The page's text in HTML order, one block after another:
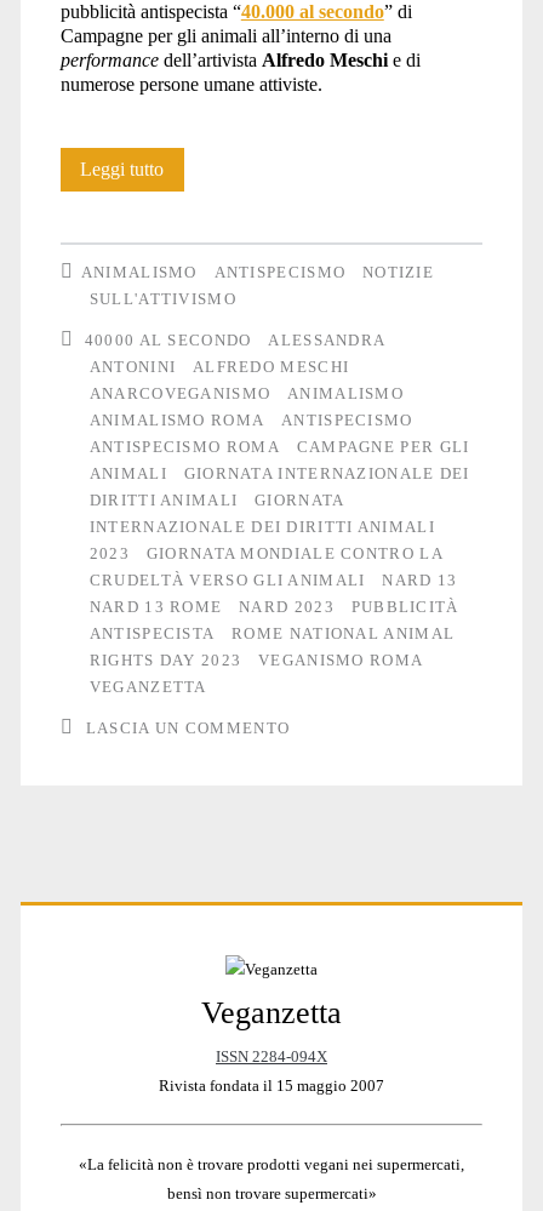
crudeltà
gli
Animali</span>
pubblicità antispecista “40.000 al secondo” di
Campagne per gli animali all’interno di una
performancedell’artivista Alfredo Meschie di
numerose persone umane attiviste.
Leggi tutto“40.000
al
NARD
13
di
Roma
ANIMALISMO ANTISPECISMO
NOTIZIE
SULL'ATTIVISMO
40000 AL SECONDO
ALESSANDRA
ANTONINI
ALFREDO MESCHI
ANARCOVEGANISMO
ANIMALISMO
ANIMALISMO ROMA
ANTISPECISMO
ANTISPECISMO ROMA
CAMPAGNE PER GLI
ANIMALI
GIORNATA INTERNAZIONALE DEI
DIRITTI ANIMALI
GIORNATA
INTERNAZIONALE DEI DIRITTI ANIMALI
2023
GIORNATA MONDIALE CONTRO LA
CRUDELTÀ VERSO GLI ANIMALI
NARD 13
NARD 13 ROME
NARD 2023
PUBBLICITÀ
ANTISPECISTA
ROME NATIONAL ANIMAL
RIGHTS DAY 2023
VEGANISMO ROMA
VEGANZETTA
LASCIA UN COMMENTO
Primary
Veganzetta
ISSN 2284-094X
Rivista fondata il 15 maggio 2007
«La felicità non è trovare prodotti vegani nei supermercati,
bensì non trovare supermercati»